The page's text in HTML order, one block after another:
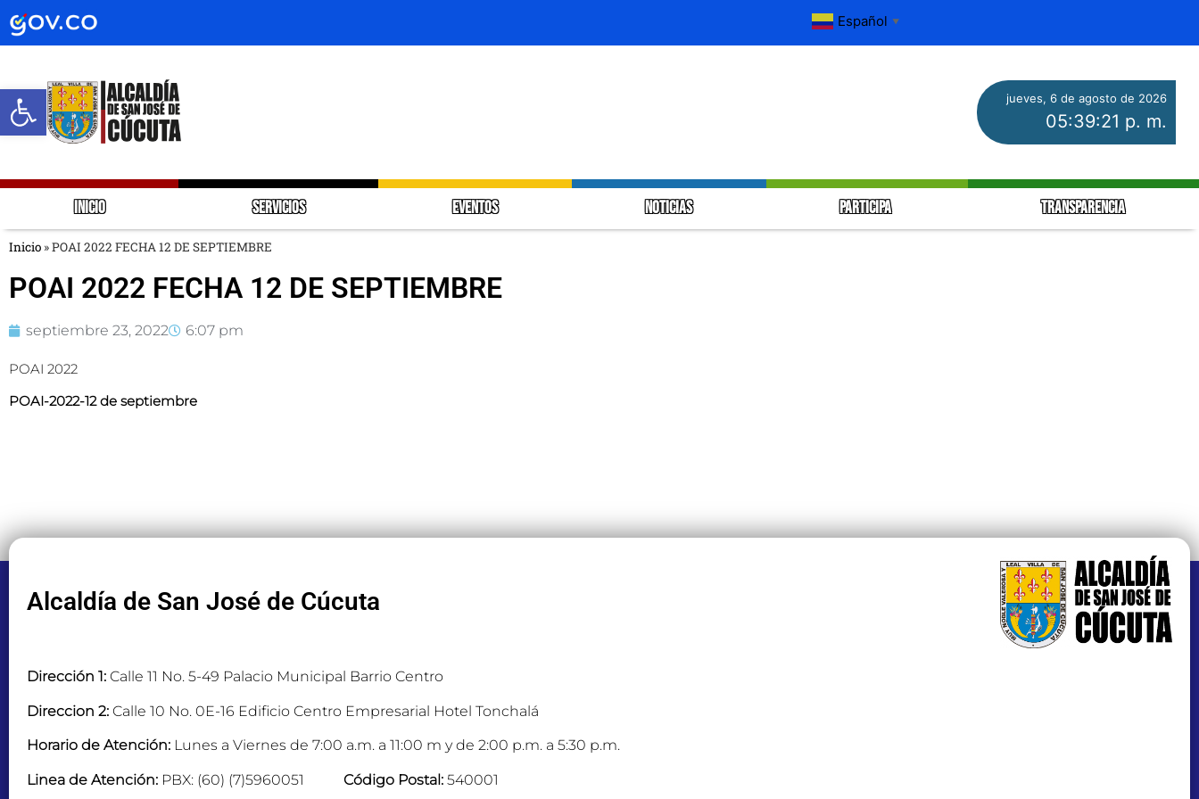
Abrir barra de herramientas
Español ▼
jueves, 6 de agosto de 2026
05:39:21 p. m.
INICIO SERVICIOS EVENTOS NOTICIAS PARTICIPA TRANSPARENCIA
Inicio »POAI 2022 FECHA 12 DE SEPTIEMBRE
POAI 2022 FECHA 12 DE SEPTIEMBRE
septiembre 23, 2022 6:07 pm
POAI 2022
POAI-2022-12 de septiembre
Alcaldía de San José de Cúcuta
Dirección 1: Calle 11 No. 5-49 Palacio Municipal Barrio Centro
Direccion 2: Calle 10 No. 0E-16 Edificio Centro Empresarial Hotel Tonchalá
Horario de Atención: Lunes a Viernes de 7:00 a.m. a 11:00 m y de 2:00 p.m. a 5:30 p.m.
Linea de Atención: PBX: (60) (7)5960051 Código Postal: 540001